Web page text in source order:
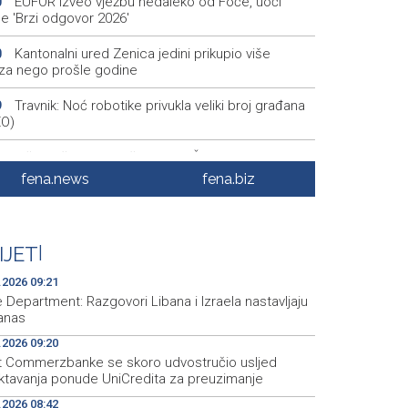
'Brzi odgovor 2026'
Kantonalni ured Zenica jedini prikupio više
nego prošle godine
Travnik: Noć robotike privukla veliki broj građana
Više požara zabilježeno u HNŽ-u, vatrogasci i
na terenu kod Konjica
POLITICO: Zašto ljudi žele posao u Evropskoj
— i zašto toliko mnogo njih završi nesretno?
fena.news fena.biz
09:21
Department: Razgovori Libana i Izraela nastavljaju
09:20
Commerzbanke se skoro udvostručio usljed
ponude UniCredita za preuzimanje
08:42